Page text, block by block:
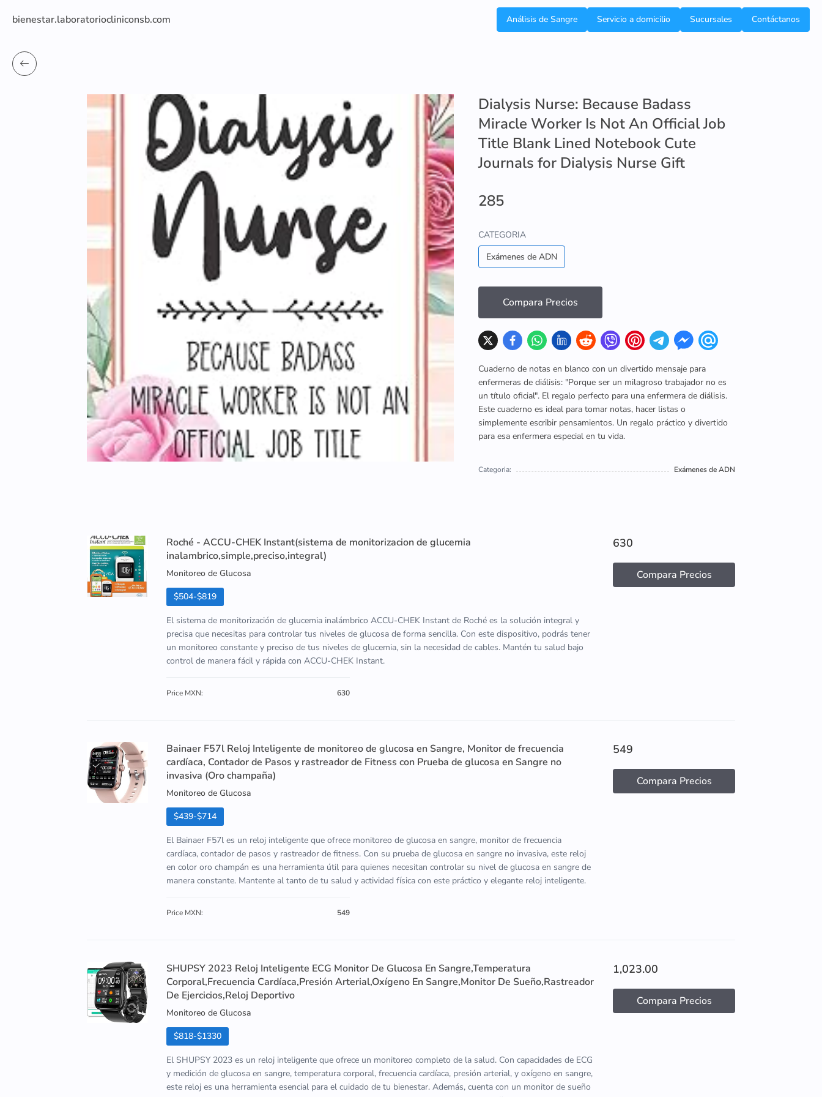
bienestar.laboratoriocliniconsb.com Análisis de Sangre Servicio a domicilio Sucursales Contáctanos
Dialysis Nurse: Because Badass
Miracle Worker Is Not An Official Job
Title Blank Lined Notebook Cute
Journals for Dialysis Nurse Gift
285
CATEGORIA
Exámenes de ADN
Compara Precios
Cuaderno de notas en blanco con un divertido mensaje para
enfermeras de diálisis: "Porque ser un milagroso trabajador no es
un título oficial". El regalo perfecto para una enfermera de diálisis.
Este cuaderno es ideal para tomar notas, hacer listas o
simplemente escribir pensamientos. Un regalo práctico y divertido
para esa enfermera especial en tu vida.
Categoria: Exámenes de ADN
Roché - ACCU-CHEK Instant(sistema de monitorizacion de glucemia
inalambrico,simple,preciso,integral)
Monitoreo de Glucosa
$504-$819
El sistema de monitorización de glucemia inalámbrico ACCU-CHEK Instant de Roché es la solución integral y
precisa que necesitas para controlar tus niveles de glucosa de forma sencilla. Con este dispositivo, podrás tener
un monitoreo constante y preciso de tus niveles de glucemia, sin la necesidad de cables. Mantén tu salud bajo
control de manera fácil y rápida con ACCU-CHEK Instant.
Price MXN: 630
630
Compara Precios
Bainaer F57l Reloj Inteligente de monitoreo de glucosa en Sangre, Monitor de frecuencia
cardíaca, Contador de Pasos y rastreador de Fitness con Prueba de glucosa en Sangre no
invasiva (Oro champaña)
Monitoreo de Glucosa
$439-$714
El Bainaer F57l es un reloj inteligente que ofrece monitoreo de glucosa en sangre, monitor de frecuencia
cardíaca, contador de pasos y rastreador de fitness. Con su prueba de glucosa en sangre no invasiva, este reloj
en color oro champán es una herramienta útil para quienes necesitan controlar su nivel de glucosa en sangre de
manera constante. Mantente al tanto de tu salud y actividad física con este práctico y elegante reloj inteligente.
Price MXN: 549
549
Compara Precios
SHUPSY 2023 Reloj Inteligente ECG Monitor De Glucosa En Sangre,Temperatura
Corporal,Frecuencia Cardíaca,Presión Arterial,Oxígeno En Sangre,Monitor De Sueño,Rastreador
De Ejercicios,Reloj Deportivo
Monitoreo de Glucosa
$818-$1330
El SHUPSY 2023 es un reloj inteligente que ofrece un monitoreo completo de la salud. Con capacidades de ECG
y medición de glucosa en sangre, temperatura corporal, frecuencia cardíaca, presión arterial, y oxígeno en sangre,
este reloj es una herramienta esencial para el cuidado de tu bienestar. Además, cuenta con un monitor de sueño
1,023.00
Compara Precios